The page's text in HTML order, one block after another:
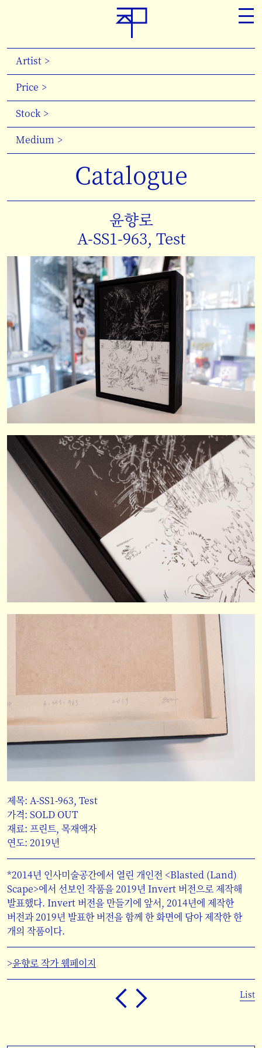
Artist
Price
Stock
Medium
Catalogue
윤향로
A-SS1-963, Test
제목: A-SS1-963, Test
가격: SOLD OUT
재료: 프린트, 목재액자
연도: 2019년
*2014년 인사미술공간에서 열린 개인전 <Blasted (Land)
Scape>에서 선보인 작품을 2019년 Invert 버전으로 제작해
발표했다. Invert 버전을 만들기에 앞서, 2014년에 제작한
버전과 2019년 발표한 버전을 함께 한 화면에 담아 제작한 한
개의 작품이다.
>윤향로 작가 웹페이지
List